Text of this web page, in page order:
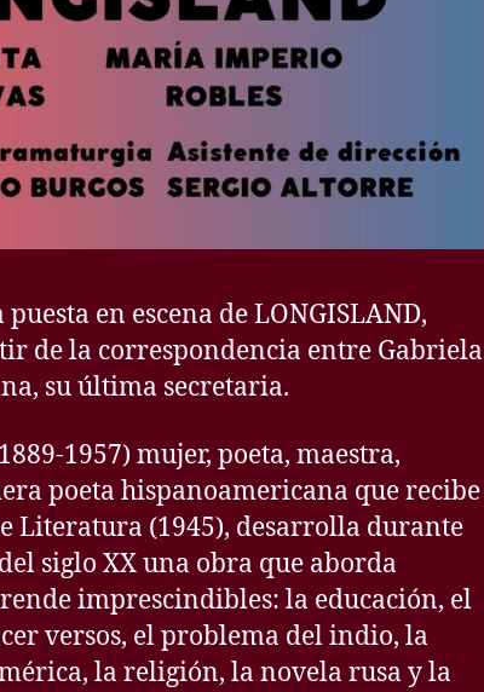
en escena de LONGISLAND,
de la correspondencia entre Gabriela
su última secretaria.
1957) mujer, poeta, maestra,
poeta hispanoamericana que recibe
Literatura (1945), desarrolla durante
siglo XX una obra que aborda
imprescindibles: la educación, el
versos, el problema del indio, la
la religión, la novela rusa y la